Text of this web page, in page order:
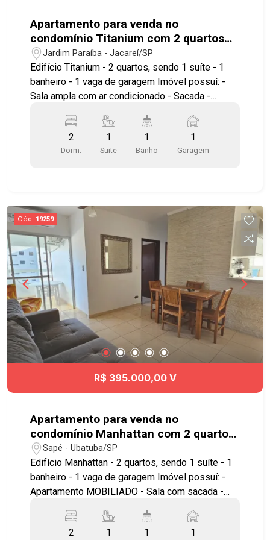
Apartamento para venda no
condomínio Titanium com 2 quartos
sendo 1 suíte - 62 m² - No bairro
Jardim Paraíba - Jacareí
Jardim Paraíba - Jacareí/SP
Edifício Titanium - 2 quartos, sendo 1 suíte - 1
banheiro - 1 vaga de garagem Imóvel possuí: -
Sala ampla com ar condicionado - Sacada -
laminado Prédio não possui lazer. Localizado no
bairro Jardim Paraíba, com localização
privilegiada, próximo a supermercados,
Agende a sua visita! #GeracaoImoveis
#ApartamentoAVenda #Jacarei
#BairroJardimEuropa
2
Dorm.
1
Suite
1
Banho
1
Garagem
Cód. 19259
R$ 395.000,00 V
Apartamento para venda no
condomínio Manhattan com 2 quartos
sendo 1 suíte - No bairro Sapé -
Ubatuba - SP
Sapé - Ubatuba/SP
Edifício Manhattan - 2 quartos, sendo 1 suíte - 1
banheiro - 1 vaga de garagem Imóvel possuí: -
Apartamento MOBILIADO - Sala com sacada -
condicionado - Lavanderia - Pronto para morar,
ideal para famílias, localizado no bairro Sape -
2 1 1 1